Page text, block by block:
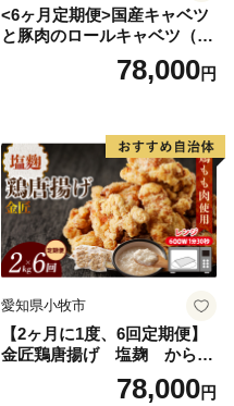
<6ヶ月定期便>国産キャベツ
と豚肉のロールキャベツ（4P
78,000円
愛知県小牧市
【2ヶ月に1度、6回定期便】
金匠鶏唐揚げ 塩麹 からあ
78,000円